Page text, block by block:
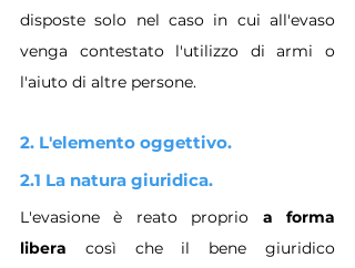
disposte solo nel caso in cui all'evaso
venga contestato l'utilizzo di armi o
l'aiuto di altre persone.
2. L'elemento oggettivo.
2.1 La natura giuridica.
L'evasione è reato proprio a forma
libera così che il bene giuridico